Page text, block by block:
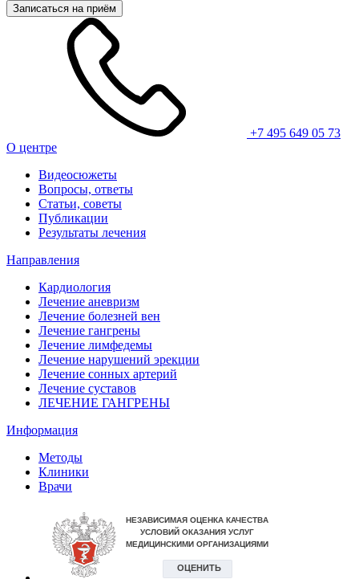
Записаться на приём
+7 495 649 05 73
О центре
Видеосюжеты
Вопросы, ответы
Статьи, советы
Публикации
Результаты лечения
Направления
Кардиология
Лечение аневризм
Лечение болезней вен
Лечение гангрены
Лечение лимфедемы
Лечение нарушений эрекции
Лечение сонных артерий
Лечение суставов
ЛЕЧЕНИЕ ГАНГРЕНЫ
Информация
Методы
Клиники
Врачи